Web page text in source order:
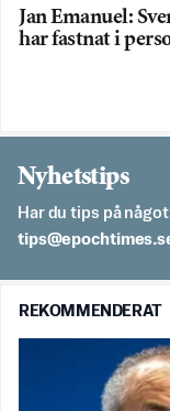
Jan Emanuel:
har fastnat i
Nyhetstips
Har du tips på
REKOMMENDERAT